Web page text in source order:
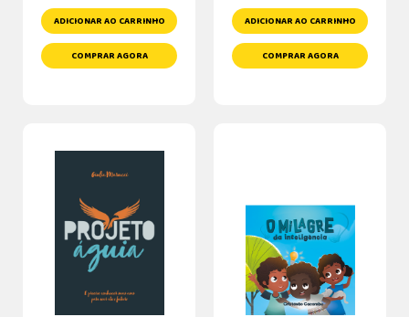
ADICIONAR AO CARRINHO
COMPRAR AGORA
ADICIONAR AO CARRINHO
COMPRAR AGORA